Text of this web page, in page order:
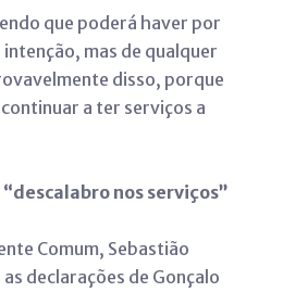
que poderá haver por
mas de qualquer
disso, porque
a ter serviços a
nos serviços”
Comum, Sebastião
declarações de Gonçalo